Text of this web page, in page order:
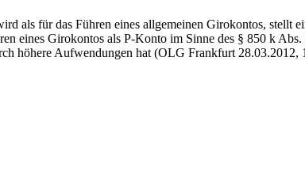
als für das Führen eines allgemeinen Girokontos, stellt
eines Girokontos als P-Konto im Sinne des § 850 k
höhere Aufwendungen hat (OLG Frankfurt 28.03.2012,